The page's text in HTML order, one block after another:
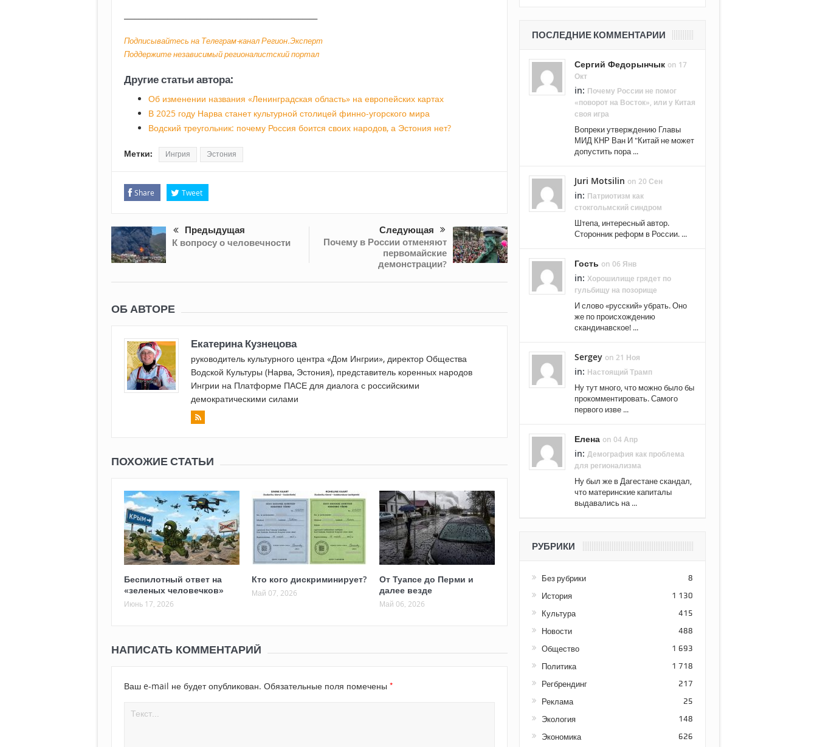
Подписывайтесь на Телеграм-канал Регион.Эксперт
Поддержите независимый регионалистский портал
Другие статьи автора:
Об изменении названия «Ленинградская область» на европейских картах
В 2025 году Нарва станет культурной столицей финно-угорского мира
Водский треугольник: почему Россия боится своих народов, а Эстония нет?
Метки: Ингрия Эстония
Share Tweet
Предыдущая
К вопросу о человечности
Следующая
Почему в России отменяют
первомайские
демонстрации?
ОБ АВТОРЕ
Екатерина Кузнецова
руководитель культурного центра «Дом Ингрии», директор Общества
Водской Культуры (Нарва, Эстония), представитель коренных народов
Ингрии на Платформе ПАСЕ для диалога с российскими
демократическими силами
ПОХОЖИЕ СТАТЬИ
Беспилотный ответ на
«зеленых человечков»
Июнь 17, 2026
Кто кого дискриминирует?
Май 07, 2026
От Туапсе до Перми и
далее везде
Май 06, 2026
НАПИСАТЬ КОММЕНТАРИЙ
Ваш e-mail не будет опубликован. Обязательные поля помечены *
ПОСЛЕДНИЕ КОММЕНТАРИИ
Сергий Федорынчык on 17
Окт
in: Почему России не помог
«поворот на Восток», или у Китая
своя игра
Вопреки утверждению Главы
МИД КНР Ван И "Китай не может
допустить пора ...
Juri Motsilin on 20 Сен
in: Патриотизм как
стокгольмский синдром
Штепа, интересный автор.
Сторонник реформ в России. ...
Гость on 06 Янв
in: Хорошилище грядет по
гульбищу на позорище
И слово «русский» убрать. Оно
же по происхождению
скандинавское! ...
Sergey on 21 Ноя
in: Настоящий Трамп
Ну тут много, что можно было бы
прокомментировать. Самого
первого изве ...
Елена on 04 Апр
in: Демография как проблема
для регионализма
Ну был же в Дагестане скандал,
что материнские капиталы
выдавались на ...
РУБРИКИ
Без рубрики 8
История 1 130
Культура 415
Новости 488
Общество 1 693
Политика 1 718
Регбрендинг 217
Реклама 25
Экология 148
Экономика 626